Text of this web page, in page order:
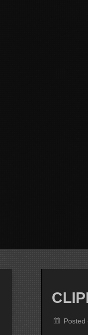
Posted